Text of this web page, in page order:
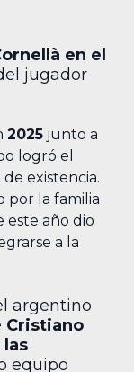
en el
jugador
2025 junto a
logró el
existencia.
por la familia
este año dio
a la
argentino
Cristiano
las
equipo